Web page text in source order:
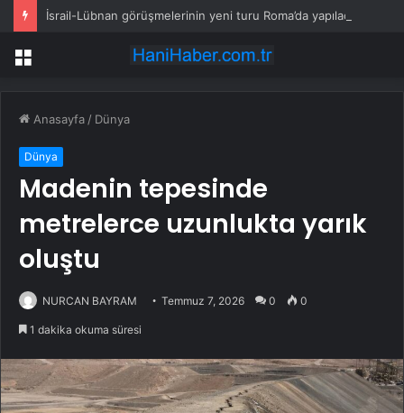
İsrail-Lübnan görüşmelerinin yeni turu Roma’da yapılacak
Menü
Anasayfa / Dünya
Dünya
Madenin tepesinde
metrelerce uzunlukta yarık
oluştu
NURCAN BAYRAM Temmuz 7, 2026 0 0
1 dakika okuma süresi